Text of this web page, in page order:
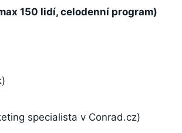
150 lidí, celodenní program)
specialista v Conrad.cz)